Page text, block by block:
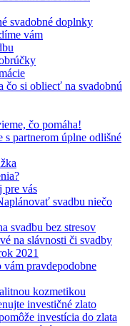
svadobné doplnky
vám
čo si obliecť na svadobnú
čo pomáha!
partnerom úplne odlišné
pre vás
svadbu niečo
svadbu bez stresov
na slávnosti či svadby
2021
vám pravdepodobne
kozmetikou
investičné zlato
investícia do zlata